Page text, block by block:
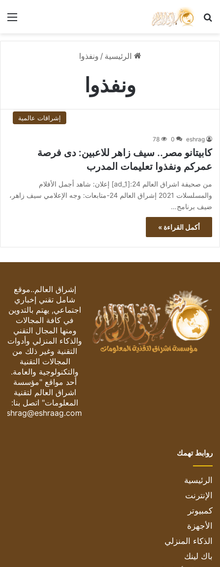
بحث عن
الرئيسية / ونفذوا
ونفذوا
إشراقات عالمية
eshrag
0
78
كابيتانو مصر.. سيف زاهر للاعبين: دى فرصة
عمركم ونفذوا تعليمات المدرب
من صحيفة اشراق العالم 24:[ad_1] إعلان: شاهد أجمل الأفلام
والمسلسلات 2021 إشراق العالم 24-متابعات: وجه الإعلامي سيف زاهر،
ضيف برنامج…
أكمل القراءة »
إشراق العالم..موقع
شامل تقني إخباري
اجتماعي, يهتم بالتدوين
في كافة المجالات
ومنها المجال التقني
والذكاء المنزلي وأدوات
التقنية وغير ذلك من
المجالات التقنية
والتكنولوجية والعامة.
أحد مواقع "مؤسسة
اشراق العالم لتقنية
المعلومات" اتصل بنا:
eshrag@eshraag.com
روابط تهمك
الرئيسية
الإنترنت
كمبيوتر
الأجهزة
الذكاء المنزلي
باك لينك